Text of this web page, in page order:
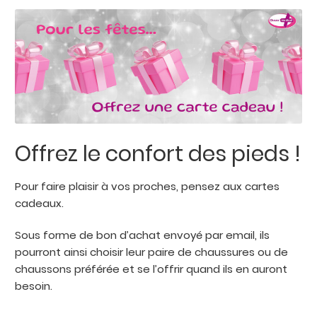
Carte cadeau
Offrez le confort des pieds !
Pour faire plaisir à vos proches, pensez aux cartes
cadeaux.
Sous forme de bon d’achat envoyé par email, ils
pourront ainsi choisir leur paire de chaussures ou de
chaussons préférée et se l’offrir quand ils en auront
besoin.